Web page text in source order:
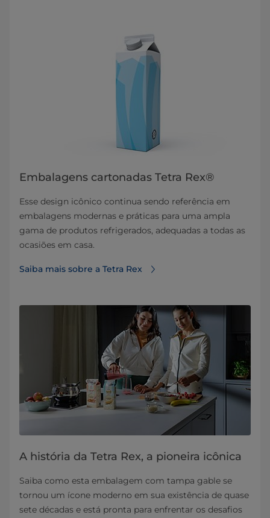
Embalagens cartonadas Tetra Rex®
Esse design icônico continua sendo referência em
embalagens modernas e práticas para uma ampla
gama de produtos refrigerados, adequadas a todas as
ocasiões em casa.
Saiba mais sobre a Tetra Rex
A história da Tetra Rex, a pioneira icônica
Saiba como esta embalagem com tampa gable se
tornou um ícone moderno em sua existência de quase
sete décadas e está pronta para enfrentar os desafios